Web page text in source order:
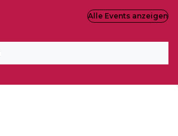
Alle Events anzeigen